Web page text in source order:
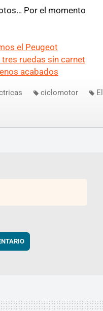
Por el momento
el Peugeot
ruedas sin carnet
acabados
ciclomotor